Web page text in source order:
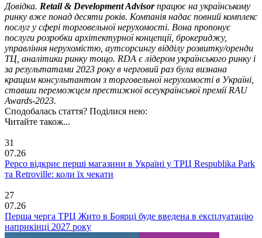
Довідка. Retail & Development Advisorпрацює на українському
ринку вже понад десяти років. Компанія надає повний комплекс
послуг у сфері торговельної нерухомості. Вона пропонує
послуги розробки архітектурної концепції, брокериджу,
управління нерухомістю, аутсорсингу відділу розвитку/оренди
ТЦ, аналітики ринку тощо. RDA є лідером українського ринку і
за результатами 2023 року в черговий раз була визнана
кращим консультантом з торговельної нерухомості в Україні,
ставши переможцем престижної всеукраїнської премії RAU
Awards-2023.
Сподобалась стаття? Поділися нею:
Читайте також...
31
07.26
Pepco відкриє перші магазини в Україні у ТРЦ Respublika Park
та Retroville: коли їх чекати
27
07.26
Перша черга ТРЦ Жито в Боярці буде введена в експлуатацію
наприкінці 2027 року